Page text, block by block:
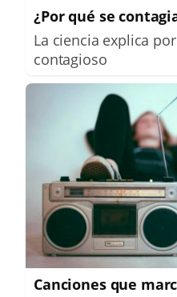
¿Por qué se
La ciencia explica
contagioso
Canciones que